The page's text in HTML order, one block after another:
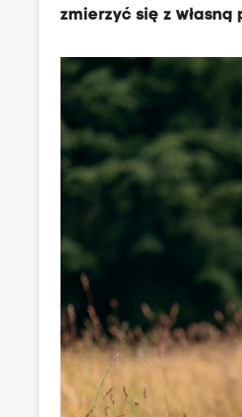
zmierzyć się z własną